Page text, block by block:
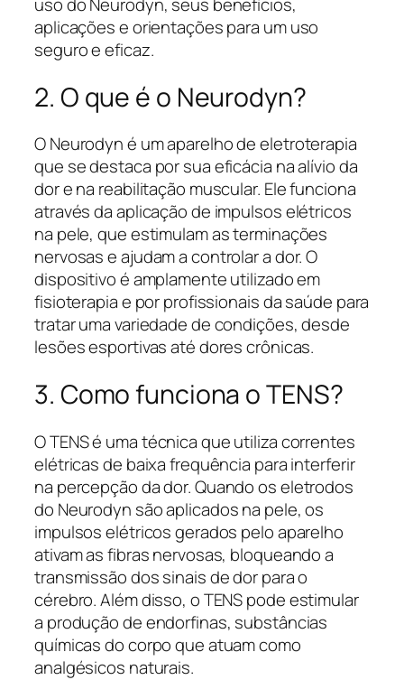
aplicações e orientações para um uso
seguro e eficaz.
2. O que é o Neurodyn?
O Neurodyn é um aparelho de eletroterapia
que se destaca por sua eficácia na alívio da
dor e na reabilitação muscular. Ele funciona
através da aplicação de impulsos elétricos
na pele, que estimulam as terminações
nervosas e ajudam a controlar a dor. O
dispositivo é amplamente utilizado em
fisioterapia e por profissionais da saúde para
tratar uma variedade de condições, desde
lesões esportivas até dores crônicas.
3. Como funciona o TENS?
O TENS é uma técnica que utiliza correntes
elétricas de baixa frequência para interferir
na percepção da dor. Quando os eletrodos
do Neurodyn são aplicados na pele, os
impulsos elétricos gerados pelo aparelho
ativam as fibras nervosas, bloqueando a
transmissão dos sinais de dor para o
cérebro. Além disso, o TENS pode estimular
a produção de endorfinas, substâncias
químicas do corpo que atuam como
analgésicos naturais.